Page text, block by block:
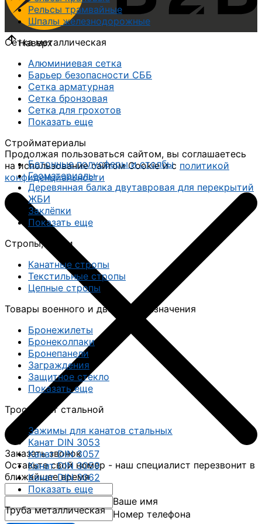
Рельсы трамвайные
Шпалы железнодорожные
Сетка металлическая
Алюминиевая сетка
Барьер безопасности СББ
Сетка арматурная
Сетка бронзовая
Сетка для грохотов
Показать еще
Стройматериалы
Бетонные полусферы и столбы
Геоматериалы
Деревянная балка двутавровая для перекрытий
ЖБИ
Заклёпки
Показать еще
Стропы, чалки
Канатные стропы
Текстильные стропы
Цепные стропы
Товары военного и двойного назначения
Бронежилеты
Бронеколпаки
Бронепанели
Заграждения
Защитное стекло
Показать еще
Трос, канат стальной
Зажимы для канатов стальных
Канат DIN 3053
Канат DIN 3057
Канат DIN 3059
Канат DIN 3062
Показать еще
Труба металлическая
Наверх
Продолжая пользоваться сайтом, вы соглашаетесь
на использование сайтом Cookie и с политикой
конфиденциальности
Заказать звонок
Оставьте свой номер - наш специалист перезвонит в
ближайшее время
Ваше имя
Номер телефона